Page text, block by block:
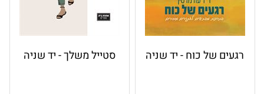
רגעים של כוח - יד שניה סטייל משלך - יד שניה